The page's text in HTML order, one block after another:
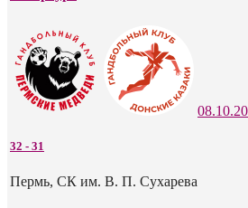
32 - 31
Пермь, СК им. В. П. Сухарева